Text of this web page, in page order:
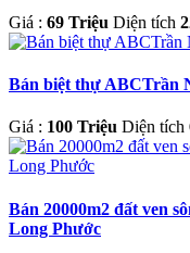
Giá : 69 Triệu Diện tích
Bán biệt thự ABCTrần
Giá : 100 Triệu Diện tích
Bán 20000m2 đất ven
Long Phước